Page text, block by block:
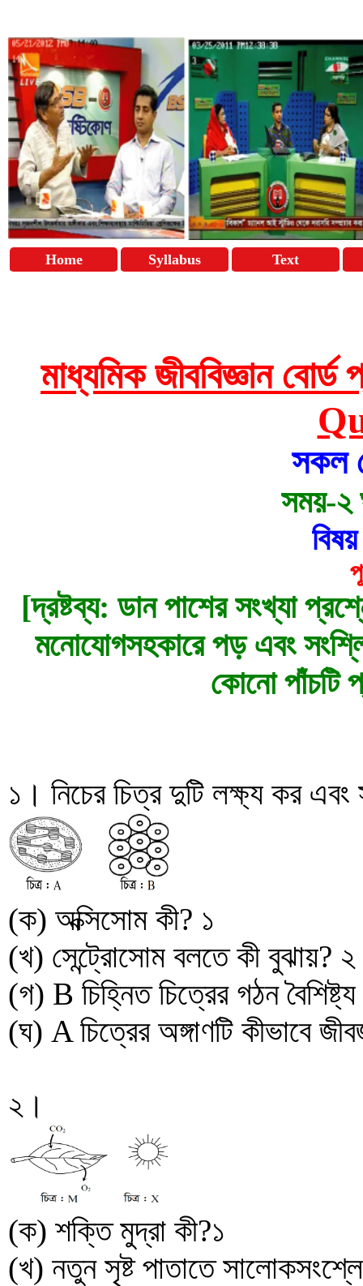
Home Syllabus Text
মাধ্যমিক জীববিজ্ঞান
সকল
সময়-২
[দ্রষ্টব্য: ডান পাশের সংখ্যা
মনোযোগসহকারে পড় এবং
কোনো পাঁচটি
১। নিচের চিত্র দুটি লক্ষ্য কর
(ক) অক্সিসোম কী? ১
(খ) সেন্ট্রোসোম বলতে কী বুঝায়? ২
(গ) B চিহ্নিত চিত্রের গঠন
(ঘ) A চিত্রের অঙ্গাণটি কীভাবে
২।
(ক) শক্তি মুদ্রা কী?১
(খ) নতুন সৃষ্ট পাতাতে